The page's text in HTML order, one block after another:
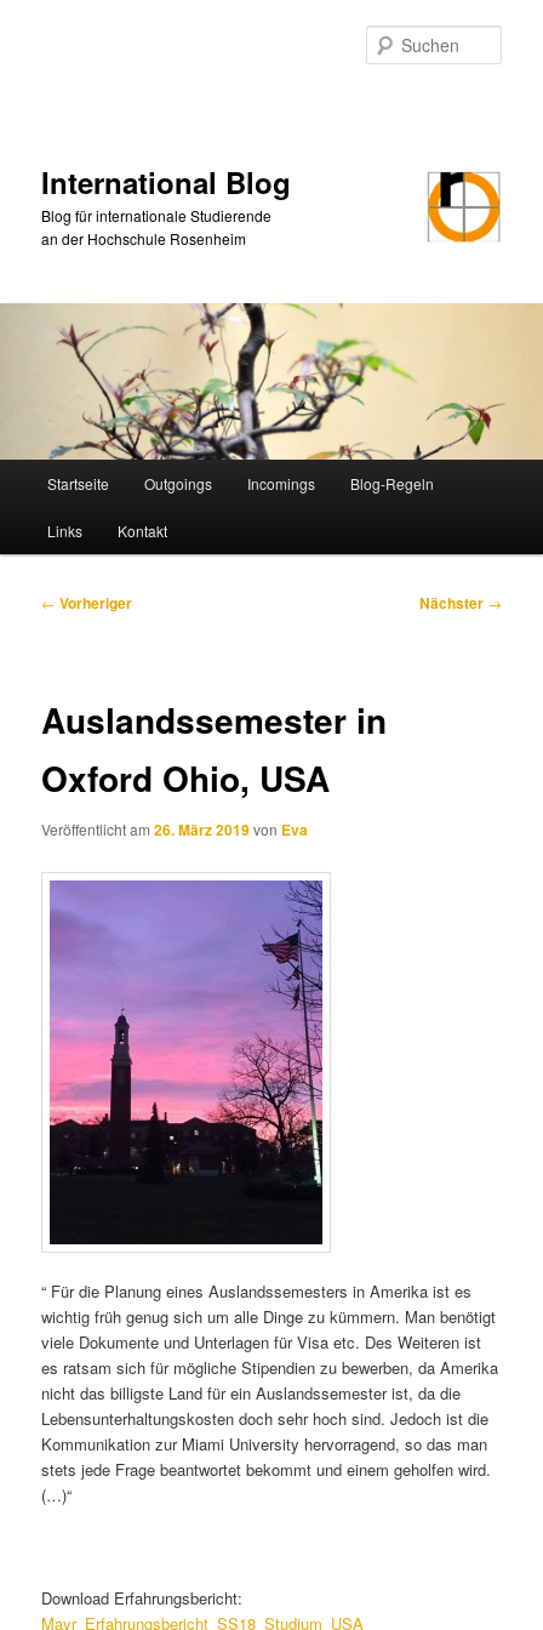
International Blog
Blog für internationale Studierende
an der Hochschule Rosenheim
Startseite Outgoings Incomings Blog-Regeln
Links Kontakt
Beitragsnavigation
← Vorheriger Nächster →
Auslandssemester in
Oxford Ohio, USA
Veröffentlicht am26. März 2019von Eva
“ Für die Planung eines Auslandssemesters in Amerika ist es
wichtig früh genug sich um alle Dinge zu kümmern. Man benötigt
viele Dokumente und Unterlagen für Visa etc. Des Weiteren ist
es ratsam sich für mögliche Stipendien zu bewerben, da Amerika
nicht das billigste Land für ein Auslandssemester ist, da die
Lebensunterhaltungskosten doch sehr hoch sind. Jedoch ist die
Kommunikation zur Miami University hervorragend, so das man
stets jede Frage beantwortet bekommt und einem geholfen wird.
(…)“
Download Erfahrungsbericht:
Mayr_Erfahrungsbericht_SS18_Studium_USA